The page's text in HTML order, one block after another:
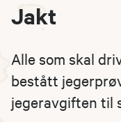
Jakt
Alle som skal
bestått
jegeravgiften til